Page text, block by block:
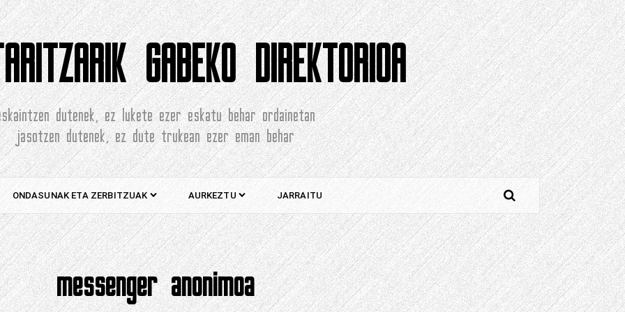
GABEKO DIREKTORIOA
dutenek, ez lukete ezer eskatu behar ordainetan
jasotzen dutenek, ez dute trukean ezer eman behar
ONDASUNAK ETA ZERBITZUAK AURKEZTU JARRAITU
messenger anonimoa